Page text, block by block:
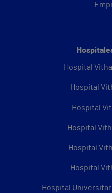
Hospital
Hospital
Hospital
Hospital
Hospital
Hospital
Hospital